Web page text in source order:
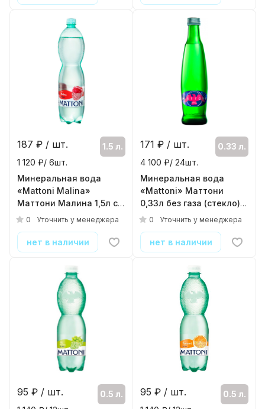
187 ₽ / шт.
1.5 л.
1 120 ₽/ 6шт.
Минеральная вода
«Mattoni Malina»
Маттони Малина 1,5л с
газом (ПЭТ)
0 Уточнить у менеджера
нет в наличии
171 ₽ / шт.
0.33 л.
4 100 ₽/ 24шт.
Минеральная вода
«Mattoni» Маттони
0,33л без газа (стекло)
( 24шт./уп. )
0 Уточнить у менеджера
нет в наличии
95 ₽ / шт.
0.5 л.
95 ₽ / шт.
0.5 л.